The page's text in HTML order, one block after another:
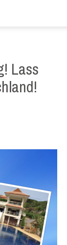
Lass